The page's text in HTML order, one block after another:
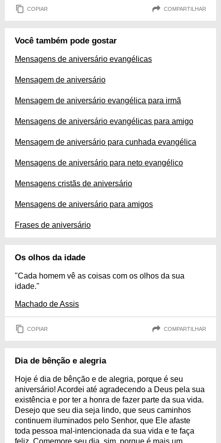
COPIAR COMPARTILHAR
Você também pode gostar
Mensagens de aniversário evangélicas
Mensagem de aniversário
Mensagem de aniversário evangélica para irmã
Mensagens de aniversário evangélicas para amigo
Mensagem de aniversário para cunhada evangélica
Mensagens de aniversário para neto evangélico
Mensagens cristãs de aniversário
Mensagens de aniversário para amigos
Frases de aniversário
Os olhos da idade
"Cada homem vê as coisas com os olhos da sua
idade."
Machado de Assis
COPIAR COMPARTILHAR
Dia de bênção e alegria
Hoje é dia de bênção e de alegria, porque é seu
aniversário! Acordei até agradecendo a Deus pela sua
existência e por ter a honra de fazer parte da sua vida.
Desejo que seu dia seja lindo, que seus caminhos
continuem iluminados pelo Senhor, que Ele afaste
toda pessoa mal-intencionada da sua vida e te faça
feliz. Comemore seu dia, sim, porque é mais um